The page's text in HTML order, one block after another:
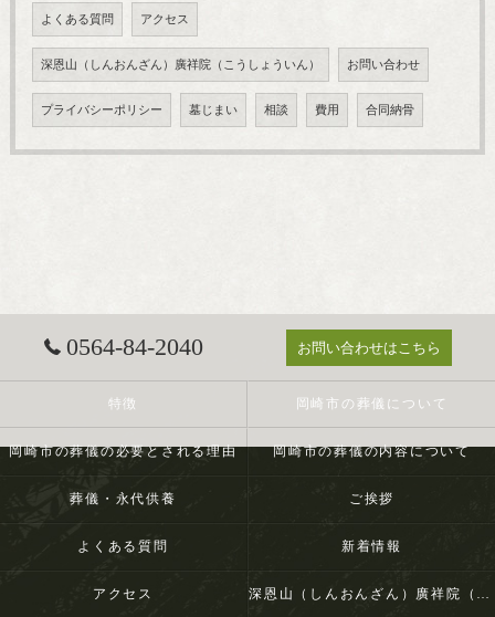
よくある質問 アクセス
深恩山（しんおんざん）廣祥院（こうしょういん） お問い合わせ
プライバシーポリシー 墓じまい 相談 費用 合同納骨
0564-84-2040 お問い合わせはこちら
特徴 岡崎市の葬儀について
岡崎市の葬儀の必要とされる理由 岡崎市の葬儀の内容について
葬儀・永代供養 ご挨拶
よくある質問 新着情報
アクセス 深恩山（しんおんざん）廣祥院（こうしょういん）